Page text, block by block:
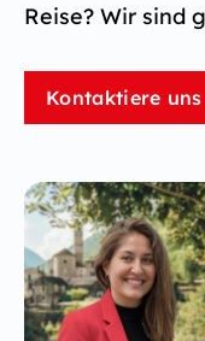
Reise? Wir sind
Kontaktiere uns